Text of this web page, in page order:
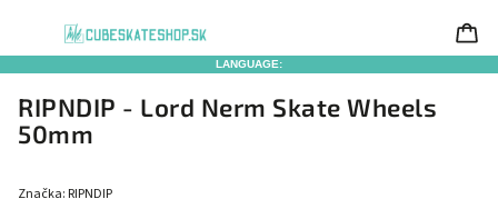
LANGUAGE:
RIPNDIP - Lord Nerm Skate Wheels
50mm
Značka: RIPNDIP